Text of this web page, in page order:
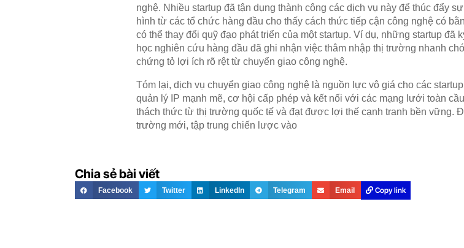
nghệ. Nhiều startup đã tận dụng thành công các dịch vụ này để thúc đẩy
hình từ các tổ chức hàng đầu cho thấy cách thức tiếp cận công nghệ có
có thể thay đổi quỹ đạo phát triển của một startup. Ví dụ, những startup
học nghiên cứu hàng đầu đã ghi nhận việc thâm nhập thị trường nhanh
chứng tỏ lợi ích rõ rệt từ chuyển giao công nghệ.
Tóm lại, dịch vụ chuyển giao công nghệ là nguồn lực vô giá cho các
quản lý IP mạnh mẽ, cơ hội cấp phép và kết nối với các mạng lưới toàn
thách thức từ thị trường quốc tế và đạt được lợi thế cạnh tranh bền vững.
trường mới, tập trung chiến lược vào
Chia sẻ bài viết
Facebook Twitter LinkedIn Telegram Email Copy link